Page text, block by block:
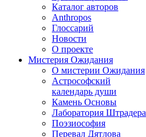
Каталог авторов
Anthropos
Глоссарий
Новости
О проекте
Мистерия Ожидания
О мистерии Ожидания
Астрософский
календарь души
Камень Основы
Лаборатория Штрадера
Поэзиософия
Перевал Дятлова